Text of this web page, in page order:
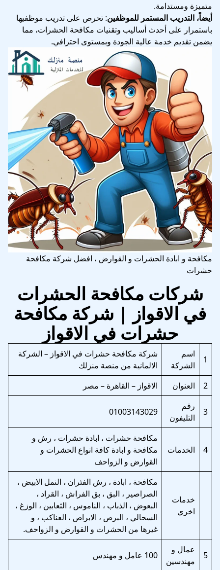
متميزة ومستدامة.
أيضاً، التدريب المستمر للموظفين: تحرص على تدريب موظفيها
باستمرار على أحدث أساليب وتقنيات مكافحة الحشرات، مما
يضمن تقديم خدمة عالية الجودة وبمستوى احترافي.
مكافحة و ابادة الحشرات و القوارض ، افضل شركة مكافحة
حشرات
شركات مكافحة الحشرات
في الاقواز | شركة مكافحة
حشرات في الاقواز
1
اسم
الشركة
شركة مكافحة حشرات في الاقواز – الشركة
الالمانية من منصة منزلك
2
العنوان الاقواز – القاهرة – مصر
3
رقم
التليفون
01003143029
4 الخدمات
مكافحة حشرات ، ابادة حشرات ، رش و
مكافحة و ابادة كافة انواع الحشرات و
القوارض و الزواحف
خدمات
اخري
مكافحة ، ابادة ، رش الفئران ، النمل الابيض ،
الصراصير ، البق ، بق الفراش ، القراد ،
البعوض ، الذباب ، الناموس ، الثعابين ، الوزغ ،
السحالي ، البرص ، الابراص ، العناكب ، و
غيرها من الحشرات و القوارض و الزواحف.
5
عمال و
مهندسين
100 عامل و مهندس